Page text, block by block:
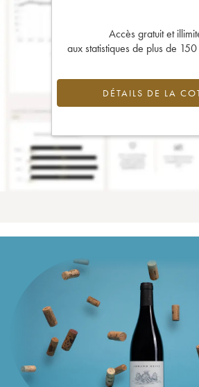
Accès gratuit et
aux statistiques de plus de
DÉTAILS DE LA